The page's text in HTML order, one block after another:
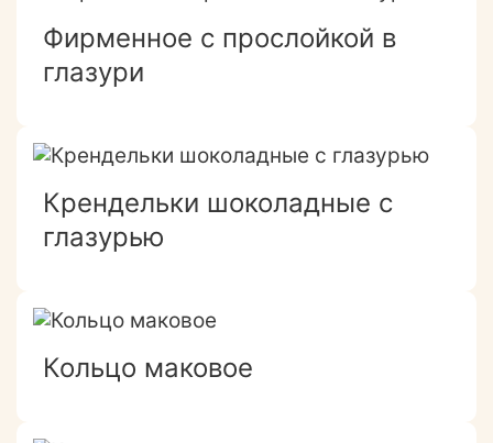
Фирменное с прослойкой в
глазури
Крендельки шоколадные с
глазурью
Кольцо маковое